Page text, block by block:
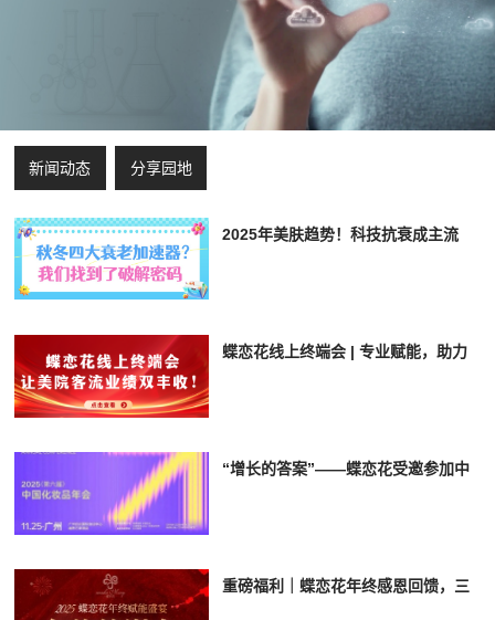
新闻动态 分享园地
2025年美肤趋势！科技抗衰成主流
蝶恋花线上终端会 | 专业赋能，助力
“增长的答案”——蝶恋花受邀参加中
重磅福利｜蝶恋花年终感恩回馈，三